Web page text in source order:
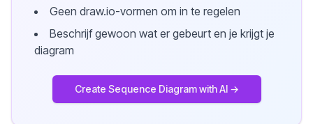
Geen draw.io-vormen om in te regelen
Beschrijf gewoon wat er gebeurt en je krijgt je
diagram
Create Sequence Diagram with AI →